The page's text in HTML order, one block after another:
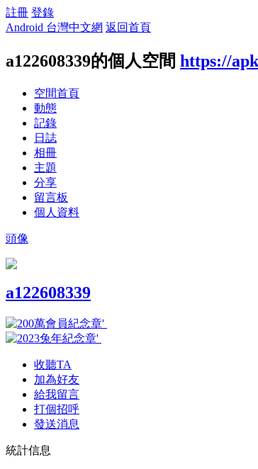
註冊 登錄
Android 台灣中文網 返回首頁
a122608339的個人空間 https://
空間首頁
動態
記錄
日誌
相冊
主題
分享
留言板
個人資料
頭像
a122608339
收聽TA
加為好友
給我留言
打個招呼
發送消息
統計信息